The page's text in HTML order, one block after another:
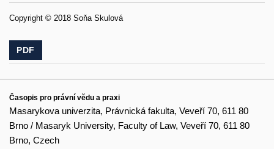
Copyright © 2018 Soňa Skulová
PDF
Časopis pro právní vědu a praxi
Masarykova univerzita, Právnická fakulta, Veveří 70, 611 80
Brno / Masaryk University, Faculty of Law, Veveří 70, 611 80
Brno, Czech